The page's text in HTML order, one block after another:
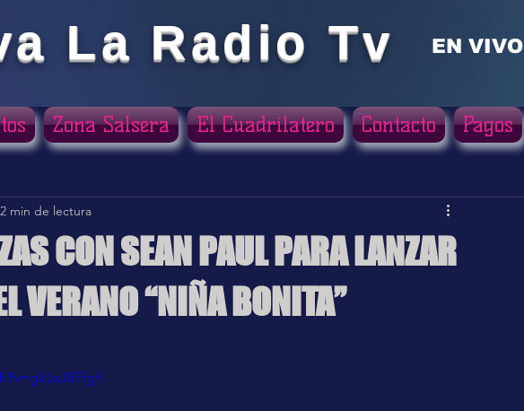
La Radio Tv EN VIVO
CON SEAN PAUL PARA LANZAR
VERANO “NIÑA BONITA”
2 min de lectura
Zona Salsera El Cuadrilatero Contacto Pagos